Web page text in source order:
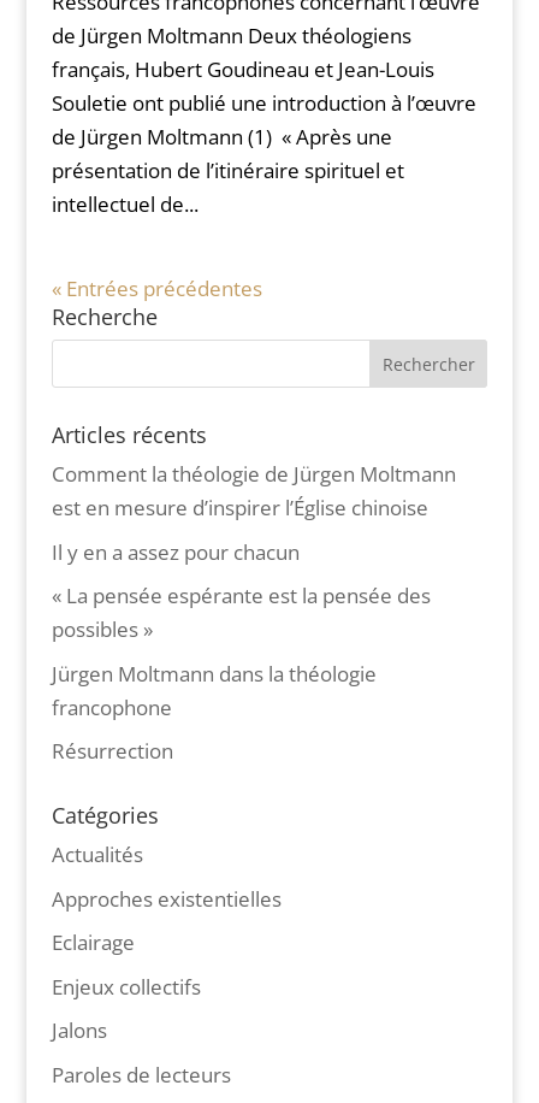
de Jürgen Moltmann Deux théologiens
français, Hubert Goudineau et Jean-Louis
Souletie ont publié une introduction à l’œuvre
de Jürgen Moltmann (1) « Après une
présentation de l’itinéraire spirituel et
intellectuel de...
« Entrées précédentes
Recherche
Articles récents
Comment la théologie de Jürgen Moltmann
est en mesure d’inspirer l’Église chinoise
Il y en a assez pour chacun
« La pensée espérante est la pensée des
possibles »
Jürgen Moltmann dans la théologie
francophone
Résurrection
Catégories
Actualités
Approches existentielles
Eclairage
Enjeux collectifs
Jalons
Paroles de lecteurs